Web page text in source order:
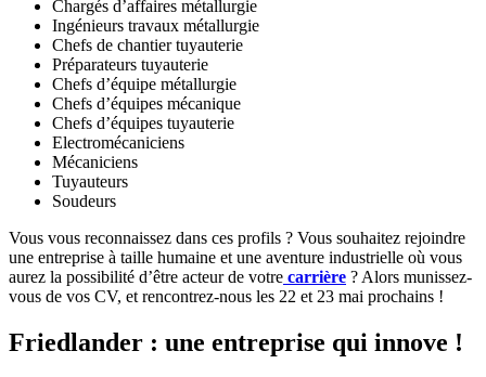
Chargés d’affaires métallurgie
Ingénieurs travaux métallurgie
Chefs de chantier tuyauterie
Préparateurs tuyauterie
Chefs d’équipe métallurgie
Chefs d’équipes mécanique
Chefs d’équipes tuyauterie
Electromécaniciens
Mécaniciens
Tuyauteurs
Soudeurs
Vous vous reconnaissez dans ces profils ? Vous souhaitez rejoindre
une entreprise à taille humaine et une aventure industrielle où vous
aurez la possibilité d’être acteur de votre carrière ? Alors munissez-
vous de vos CV, et rencontrez-nous les 22 et 23 mai prochains !
Friedlander : une entreprise qui innove !